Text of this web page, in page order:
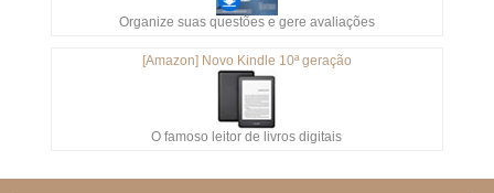
Organize suas questões e gere avaliações
[Amazon] Novo Kindle 10ª geração
O famoso leitor de livros digitais